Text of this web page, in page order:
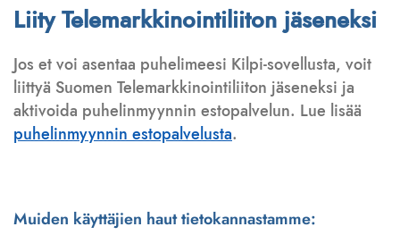
Liity Telemarkkinointiliiton jäseneksi
Jos et voi asentaa puhelimeesi Kilpi-sovellusta, voit
liittyä Suomen Telemarkkinointiliiton jäseneksi ja
aktivoida puhelinmyynnin estopalvelun. Lue lisää
puhelinmyynnin estopalvelusta.
Muiden käyttäjien haut tietokannastamme: